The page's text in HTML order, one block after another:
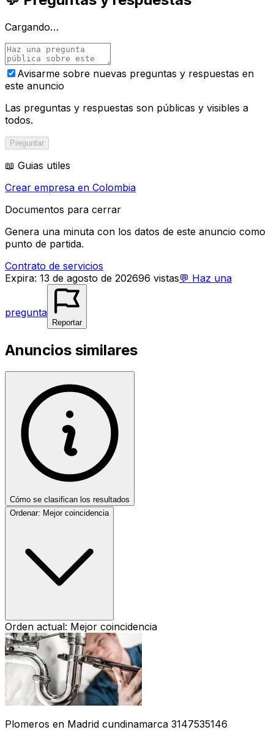
Cargando…
Avisarme sobre nuevas preguntas y respuestas en
este anuncio
Las preguntas y respuestas son públicas y visibles a
todos.
Preguntar
📖 Guias utiles
Crear empresa en Colombia
Documentos para cerrar
Genera una minuta con los datos de este anuncio como
punto de partida.
Contrato de servicios
Expira: 13 de agosto de 202696 vistas💬 Haz una
pregunta
Reportar
Anuncios similares
Cómo se clasifican los resultados
Ordenar: Mejor coincidencia
Orden actual: Mejor coincidencia
Plomeros en Madrid cundinamarca 3147535146